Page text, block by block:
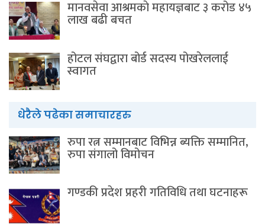
मानवसेवा आश्रमकाे‌ महायज्ञबाट ३ करोड ४५
लाख बढी बचत
होटल संघद्वारा बोर्ड सदस्य पोखरेललाई
स्वागत
धेरैले पढेका समाचारहरु
रुपा रत्न सम्मानबाट विभिन्न ब्यक्ति सम्मानित,
रुपा संगालो विमोचन
गण्डकी प्रदेश प्रहरी गतिविधि तथा घटनाहरू